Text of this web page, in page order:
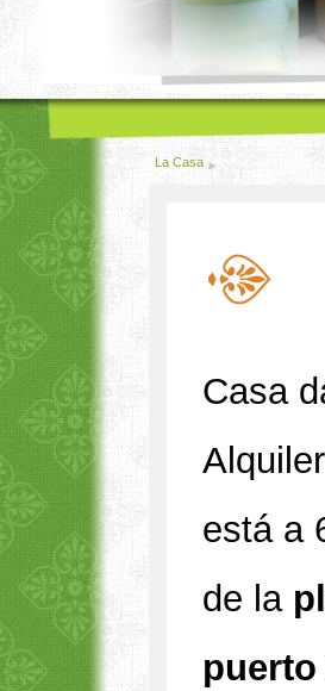
La Casa
Casa
está a
de la